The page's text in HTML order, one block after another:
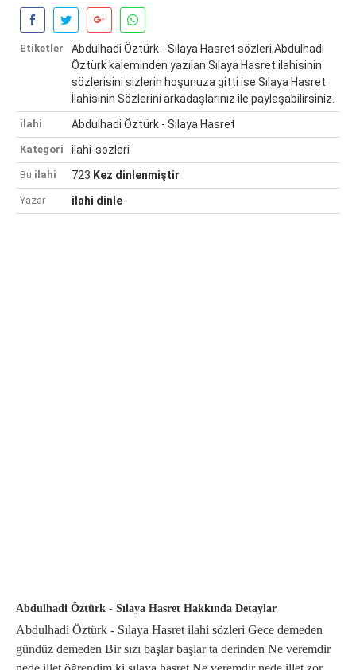
Etiketler
Abdulhadi Öztürk - Sılaya Hasret sözleri,Abdulhadi
Öztürk kaleminden yazılan Sılaya Hasret ilahisinin
sözlerisini sizlerin hoşunuza gitti ise Sılaya Hasret
İlahisinin Sözlerini arkadaşlarınız ile paylaşabilirsiniz.
ilahi Abdulhadi Öztürk - Sılaya Hasret
Kategori ilahi-sozleri
Bu ilahi 723 Kez dinlenmiştir
Yazar ilahi dinle
Abdulhadi Öztürk - Sılaya Hasret Hakkında Detaylar
Abdulhadi Öztürk - Sılaya Hasret ilahi sözleri Gece demeden
gündüz demeden Bir sızı başlar başlar ta derinden Ne veremdir